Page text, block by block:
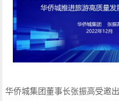
华侨城集团董事长张振高受邀